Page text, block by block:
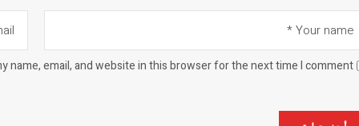
name, email, and website in this browser for the next time I comment.